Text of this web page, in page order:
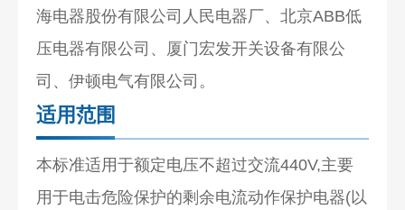
海电器股份有限公司人民电器厂、北京ABB低
压电器有限公司、厦门宏发开关设备有限公
司、伊顿电气有限公司。
适用范围
本标准适用于额定电压不超过交流440V,主要
用于电击危险保护的剩余电流动作保护电器(以